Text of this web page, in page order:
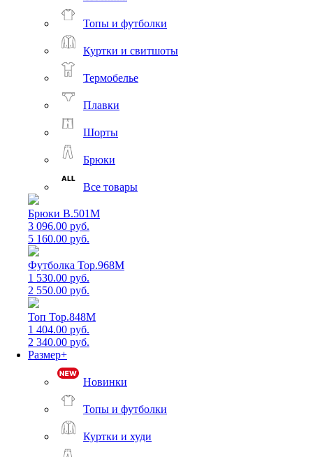
Топы и футболки
Куртки и свитшоты
Термобелье
Плавки
Шорты
Брюки
Все товары
Брюки B.501M
3 096.00 руб.
5 160.00 руб.
Футболка Top.968M
1 530.00 руб.
2 550.00 руб.
Топ Top.848M
1 404.00 руб.
2 340.00 руб.
Размер+
Новинки
Топы и футболки
Куртки и худи